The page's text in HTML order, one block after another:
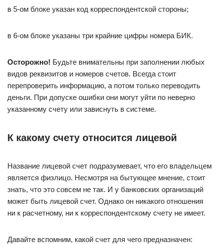
в 5-ом блоке указан код корреспондентской стороны;
в 6-ом блоке указаны три крайние цифры номера БИК.
Осторожно! Будьте внимательны при заполнении любых
видов реквизитов и номеров счетов. Всегда стоит
перепроверить информацию, а потом только переводить
деньги. При допуске ошибки они могут уйти по неверно
указанному счету или зависнуть в системе.
К какому счету относится лицевой
Название лицевой счет подразумевает, что его владельцем
является физлицо. Несмотря на бытующее мнение, стоит
знать, что это совсем не так. И у банковских организаций
может быть лицевой счет. Однако он никакого отношения
ни к расчетному, ни к корреспондентскому счету не имеет.
Давайте вспомним, какой счет для чего предназначен: